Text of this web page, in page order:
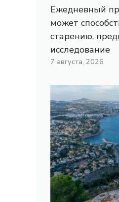
Ежедневный
может
старению,
исследование
7 августа, 2026